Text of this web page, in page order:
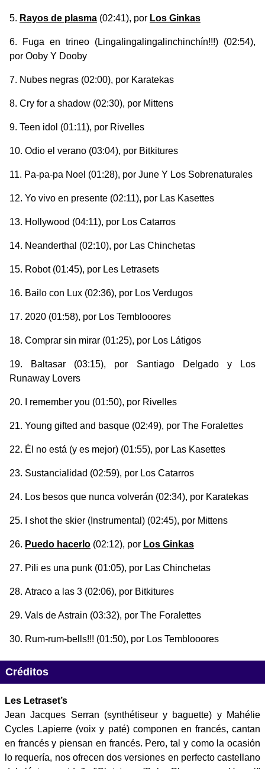
Rayos de plasma (02:41), por Los Ginkas
Fuga en trineo (Lingalingalingalinchinchín!!!) (02:54),
por Ooby Y Dooby
Nubes negras (02:00), por Karatekas
Cry for a shadow (02:30), por Mittens
Teen idol (01:11), por Rivelles
Odio el verano (03:04), por Bitkitures
Pa-pa-pa Noel (01:28), por June Y Los Sobrenaturales
Yo vivo en presente (02:11), por Las Kasettes
Hollywood (04:11), por Los Catarros
Neanderthal (02:10), por Las Chinchetas
Robot(01:45), por Les Letrasets
Bailo con Lux (02:36), por Los Verdugos
2020 (01:58), por Los Temblooores
Comprar sin mirar (01:25), por Los Látigos
Baltasar (03:15), por Santiago Delgado y Los
Runaway Lovers
I remember you (01:50), por Rivelles
Young gifted and basque (02:49), por The Foralettes
Él no está (y es mejor) (01:55), por Las Kasettes
Sustancialidad (02:59), por Los Catarros
Los besos que nunca volverán (02:34), por Karatekas
I shot the skier (Instrumental) (02:45), por Mittens
Puedo hacerlo (02:12), por Los Ginkas
Pili es una punk (01:05), por Las Chinchetas
Atraco a las 3 (02:06), por Bitkitures
Vals de Astrain (03:32), por The Foralettes
Rum-rum-bells!!! (01:50), por Los Temblooores
Créditos
Les Letraset’s
Jean Jacques Serran (synthétiseur y baguette) y Mahélie
Cycles Lapierre (voix y paté) componen en francés, cantan
en francés y piensan en francés. Pero, tal y como la ocasión
lo requería, nos ofrecen dos versiones en perfecto castellano